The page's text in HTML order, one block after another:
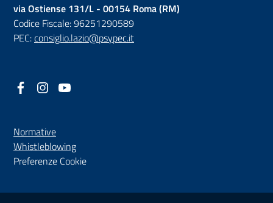
via Ostiense 131/L - 00154 Roma (RM)
Codice Fiscale: 96251290589
PEC:consiglio.lazio@psypec.it
Facebook
(nuova scheda - new tab)
Instagram
(nuova scheda - new tab)
Normative
Whistleblowing(nuova scheda - new tab)
Preferenze Cookie